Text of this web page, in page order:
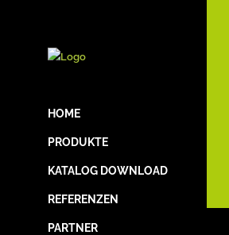
HOME
PRODUKTE
KATALOG DOWNLOAD
REFERENZEN
PARTNER